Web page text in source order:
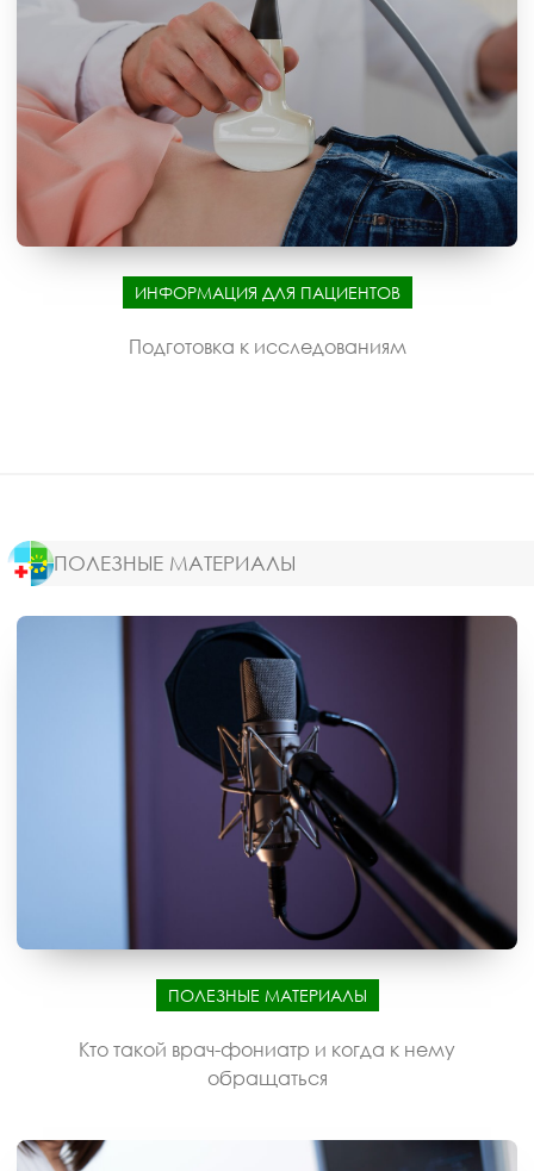
ИНФОРМАЦИЯ ДЛЯ ПАЦИЕНТОВ
Подготовка к исследованиям
ПОЛЕЗНЫЕ МАТЕРИАЛЫ
ПОЛЕЗНЫЕ МАТЕРИАЛЫ
Кто такой врач-фониатр и когда к нему
обращаться